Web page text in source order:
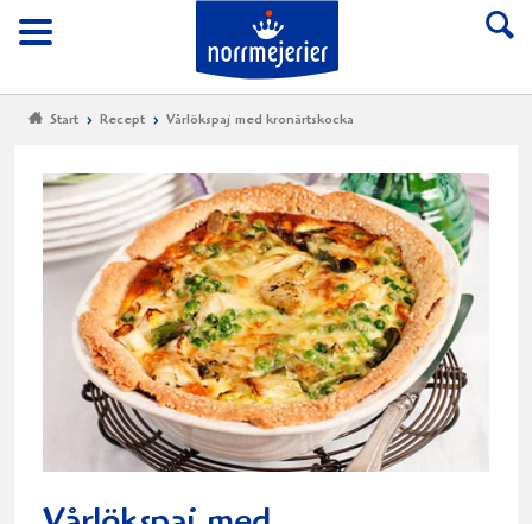
Meny
Till Norrmejerier
Start Recept Vårlökspaj med kronärtskocka